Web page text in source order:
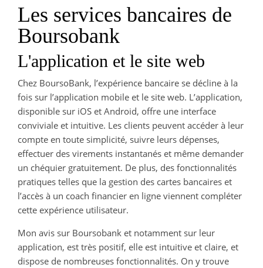
Les services bancaires de
Boursobank
L'application et le site web
Chez BoursoBank, l’expérience bancaire se décline à la
fois sur l’application mobile et le site web. L’application,
disponible sur iOS et Android, offre une interface
conviviale et intuitive. Les clients peuvent accéder à leur
compte en toute simplicité, suivre leurs dépenses,
effectuer des virements instantanés et même demander
un chéquier gratuitement. De plus, des fonctionnalités
pratiques telles que la gestion des cartes bancaires et
l’accès à un coach financier en ligne viennent compléter
cette expérience utilisateur.
Mon avis sur Boursobank et notamment sur leur
application, est très positif, elle est intuitive et claire, et
dispose de nombreuses fonctionnalités. On y trouve